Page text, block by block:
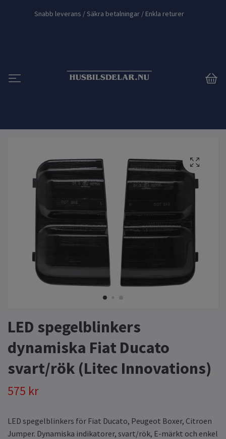
Snabb leverans / Säkra betalningar / Enkla returer
LED spegelblinkers
dynamiska Fiat Ducato
svart/rök (Litec Innovations)
575 kr
LED spegelblinkers för Fiat Ducato, Peugeot Boxer, Citroen
Jumper. Dynamiska indikatorer, svart/rök, E-märkt och enkel